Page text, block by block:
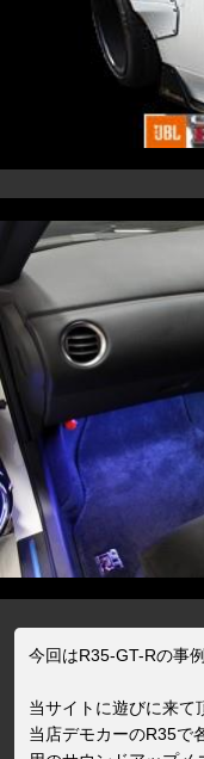
今回はR35-GT-Rの事
当サイトに遊びに来て
当店デモカーのR35で